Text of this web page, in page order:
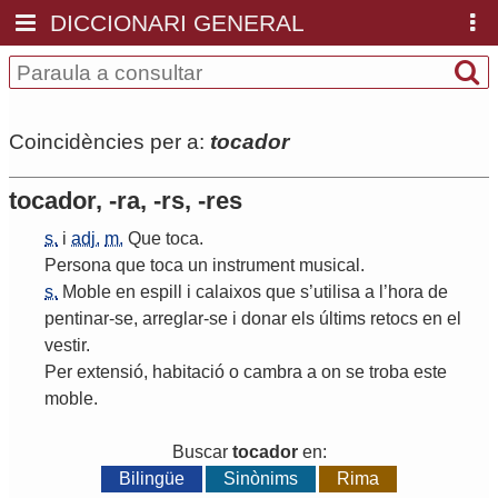
DICCIONARI GENERAL
Coincidències per a: tocador
tocador, -ra, -rs, -res
s. i adj. m. Que toca.
Persona que toca un instrument musical .
s. Moble en espill i calaixos que s’utilisa a ’hora de
pentinar-se, arreglar-se i donar els últims retocs en el
vestir.
Per extensió, habitació o cambra a on se troba este
moble.
Buscar tocadoren:
Bilingüe
Sinònims Rima